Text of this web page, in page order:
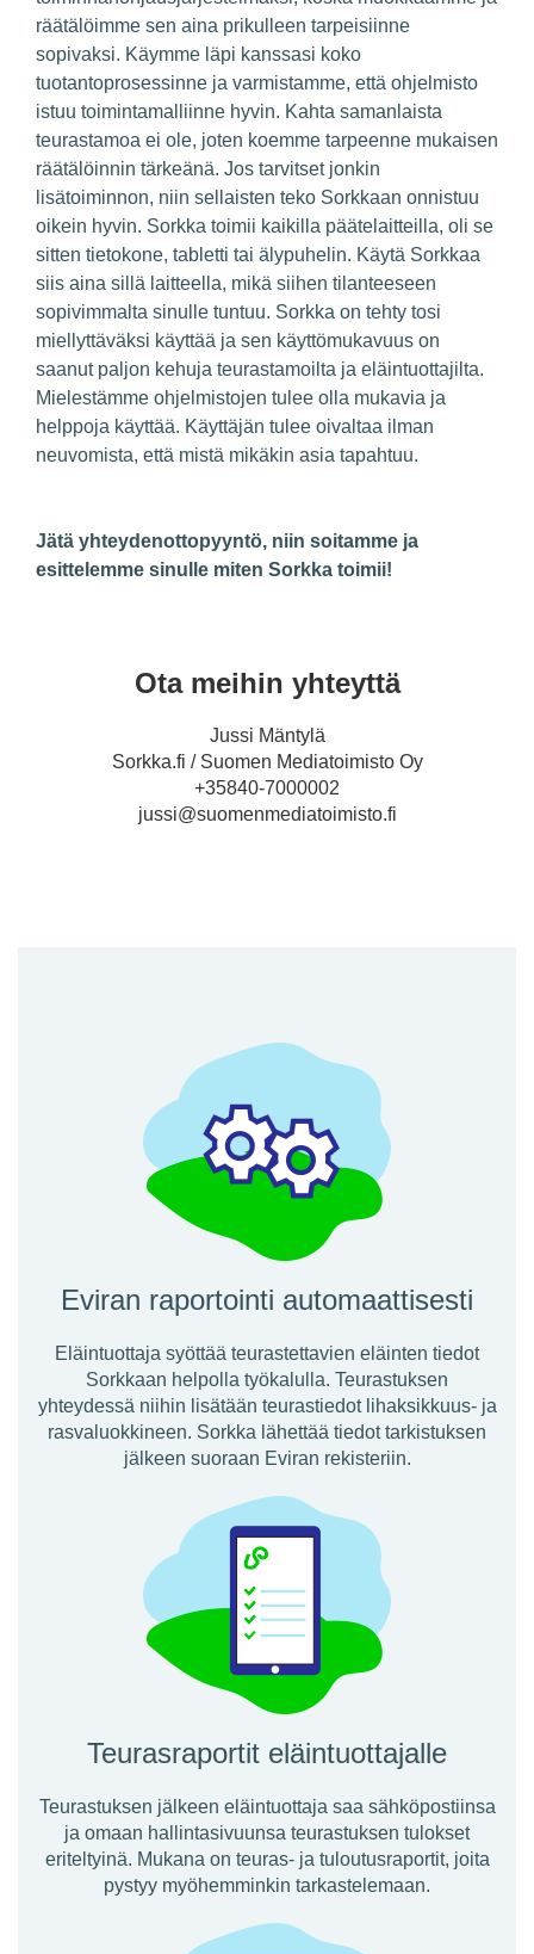
räätälöimme sen aina prikulleen tarpeisiinne
sopivaksi. Käymme läpi kanssasi koko
tuotantoprosessinne ja varmistamme, että ohjelmisto
istuu toimintamalliinne hyvin. Kahta samanlaista
teurastamoa ei ole, joten koemme tarpeenne mukaisen
räätälöinnin tärkeänä. Jos tarvitset jonkin
lisätoiminnon, niin sellaisten teko Sorkkaan onnistuu
oikein hyvin. Sorkka toimii kaikilla päätelaitteilla, oli se
sitten tietokone, tabletti tai älypuhelin. Käytä Sorkkaa
siis aina sillä laitteella, mikä siihen tilanteeseen
sopivimmalta sinulle tuntuu. Sorkka on tehty tosi
miellyttäväksi käyttää ja sen käyttömukavuus on
saanut paljon kehuja teurastamoilta ja eläintuottajilta.
Mielestämme ohjelmistojen tulee olla mukavia ja
helppoja käyttää. Käyttäjän tulee oivaltaa ilman
neuvomista, että mistä mikäkin asia tapahtuu.
Jätä yhteydenottopyyntö, niin soitamme ja
esittelemme sinulle miten Sorkka toimii!
Ota meihin yhteyttä
Jussi Mäntylä
Sorkka.fi / Suomen Mediatoimisto Oy
+35840-7000002
jussi@suomenmediatoimisto.fi
Eviran raportointi automaattisesti
Eläintuottaja syöttää teurastettavien eläinten tiedot
Sorkkaan helpolla työkalulla. Teurastuksen
yhteydessä niihin lisätään teurastiedot lihaksikkuus- ja
rasvaluokkineen. Sorkka lähettää tiedot tarkistuksen
jälkeen suoraan Eviran rekisteriin.
Teurasraportit eläintuottajalle
Teurastuksen jälkeen eläintuottaja saa sähköpostiinsa
ja omaan hallintasivuunsa teurastuksen tulokset
eriteltyinä. Mukana on teuras- ja tuloutusraportit, joita
pystyy myöhemminkin tarkastelemaan.